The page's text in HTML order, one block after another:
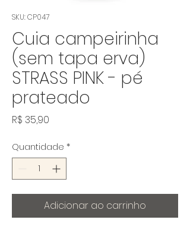
SKU: CP047
Cuia campeirinha
(sem tapa erva)
STRASS PINK - pé
prateado
R$ 35,90
Quantidade *
Adicionar ao carrinho